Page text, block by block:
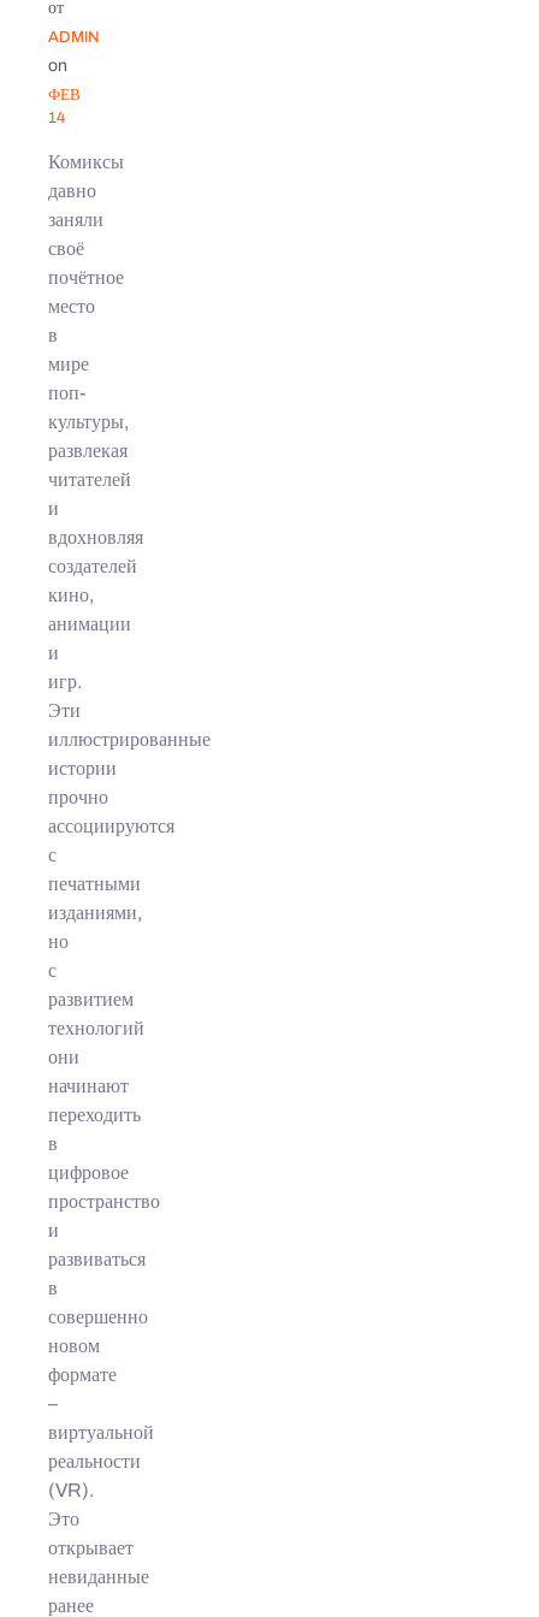
от
ADMIN
on
ФЕВ
14
Комиксы
давно
заняли
своё
почётное
место
в
мире
поп-
культуры,
развлекая
читателей
и
вдохновляя
создателей
кино,
анимации
и
игр.
Эти
иллюстрированные
истории
прочно
ассоциируются
с
печатными
изданиями,
но
с
развитием
технологий
они
начинают
переходить
в
цифровое
пространство
и
развиваться
в
совершенно
новом
формате
–
виртуальной
реальности
(VR).
Это
открывает
невиданные
ранее